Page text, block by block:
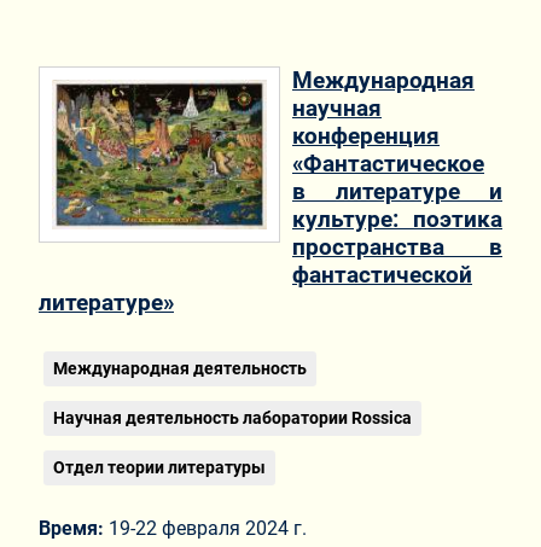
Международная
научная
конференция
«Фантастическое
в литературе и
культуре: поэтика
пространства в
фантастической
литературе»
Международная деятельность
Научная деятельность лаборатории Rossica
Отдел теории литературы
Время: 19-22 февраля 2024 г.